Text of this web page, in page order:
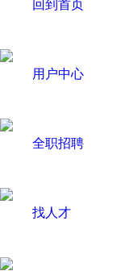
回到首页
用户中心
全职招聘
找人才